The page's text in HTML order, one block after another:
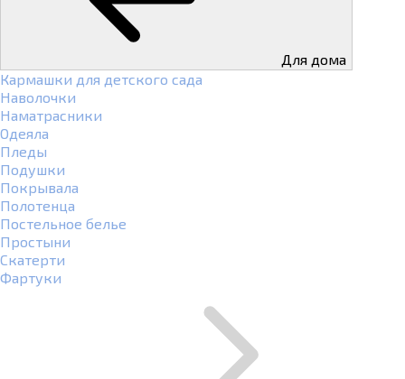
Для дома
Кармашки для детского сада
Наволочки
Наматрасники
Одеяла
Пледы
Подушки
Покрывала
Полотенца
Постельное белье
Простыни
Скатерти
Фартуки